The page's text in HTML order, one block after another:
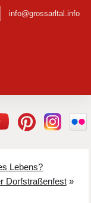
info@grossarltal.info
Lebens?
Dorfstraßenfest»